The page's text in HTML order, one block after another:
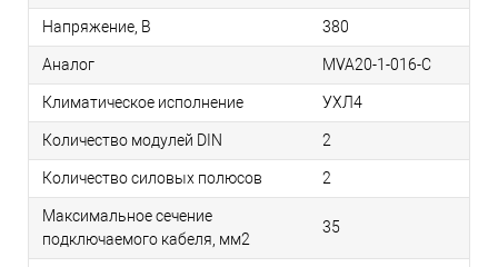
Напряжение, В 380
Аналог MVA20-1-016-C
Климатическое исполнение УХЛ4
Количество модулей DIN 2
Количество силовых полюсов 2
Максимальное сечение
подключаемого кабеля, мм2
35